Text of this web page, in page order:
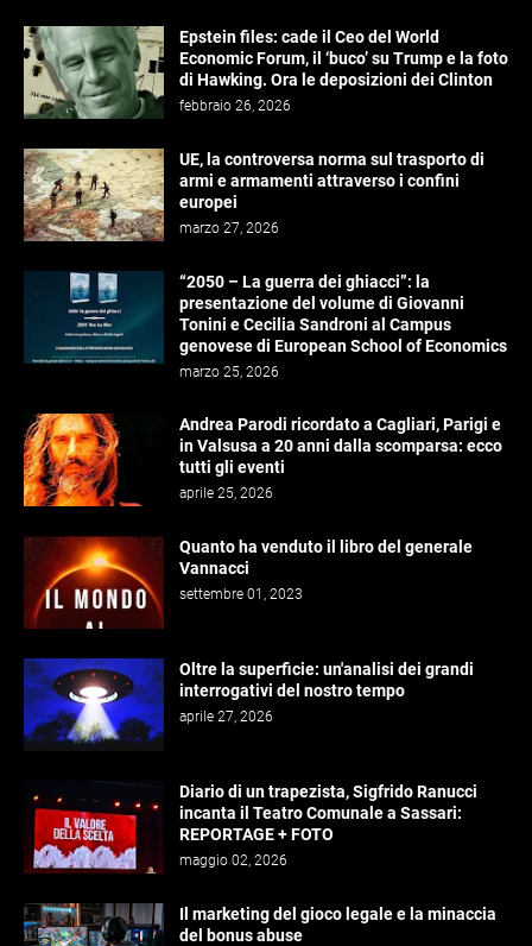
Epstein files: cade il Ceo del World
Economic Forum, il ‘buco’ su Trump e la foto
di Hawking. Ora le deposizioni dei Clinton
febbraio 26, 2026
UE, la controversa norma sul trasporto di
armi e armamenti attraverso i confini
europei
marzo 27, 2026
“2050 – La guerra dei ghiacci”: la
presentazione del volume di Giovanni
Tonini e Cecilia Sandroni al Campus
genovese di European School of Economics
marzo 25, 2026
Andrea Parodi ricordato a Cagliari, Parigi e
in Valsusa a 20 anni dalla scomparsa: ecco
tutti gli eventi
aprile 25, 2026
Quanto ha venduto il libro del generale
Vannacci
settembre 01, 2023
Oltre la superficie: un'analisi dei grandi
interrogativi del nostro tempo
aprile 27, 2026
Diario di un trapezista, Sigfrido Ranucci
incanta il Teatro Comunale a Sassari:
REPORTAGE + FOTO
maggio 02, 2026
Il marketing del gioco legale e la minaccia
del bonus abuse